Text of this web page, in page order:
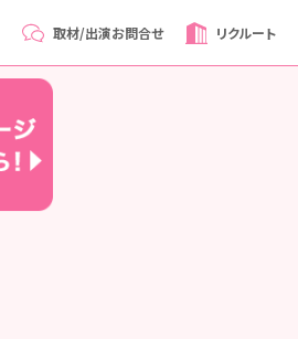
取材/出演お問合せ リクルート